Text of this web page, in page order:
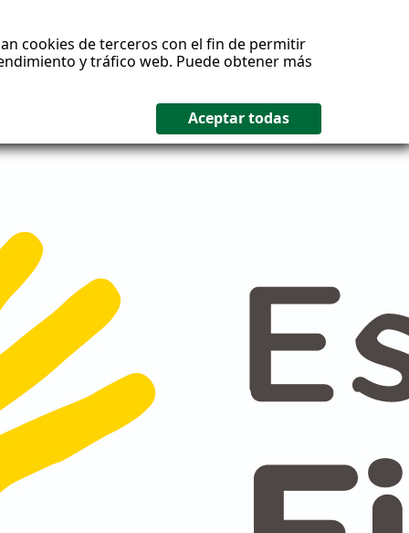
cookies de terceros con el fin de permitir
y tráfico web. Puede obtener más